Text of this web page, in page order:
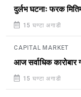
दुर्लभ घटनाः फरक
15 घण्टा अगाडी
CAPITAL MARKET
आज सर्वाधिक
15 घण्टा अगाडी